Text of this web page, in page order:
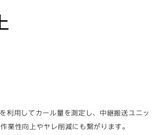
利用してカール量を測定し、中継搬送ユニッ
業性向上やヤレ削減にも繋がります。